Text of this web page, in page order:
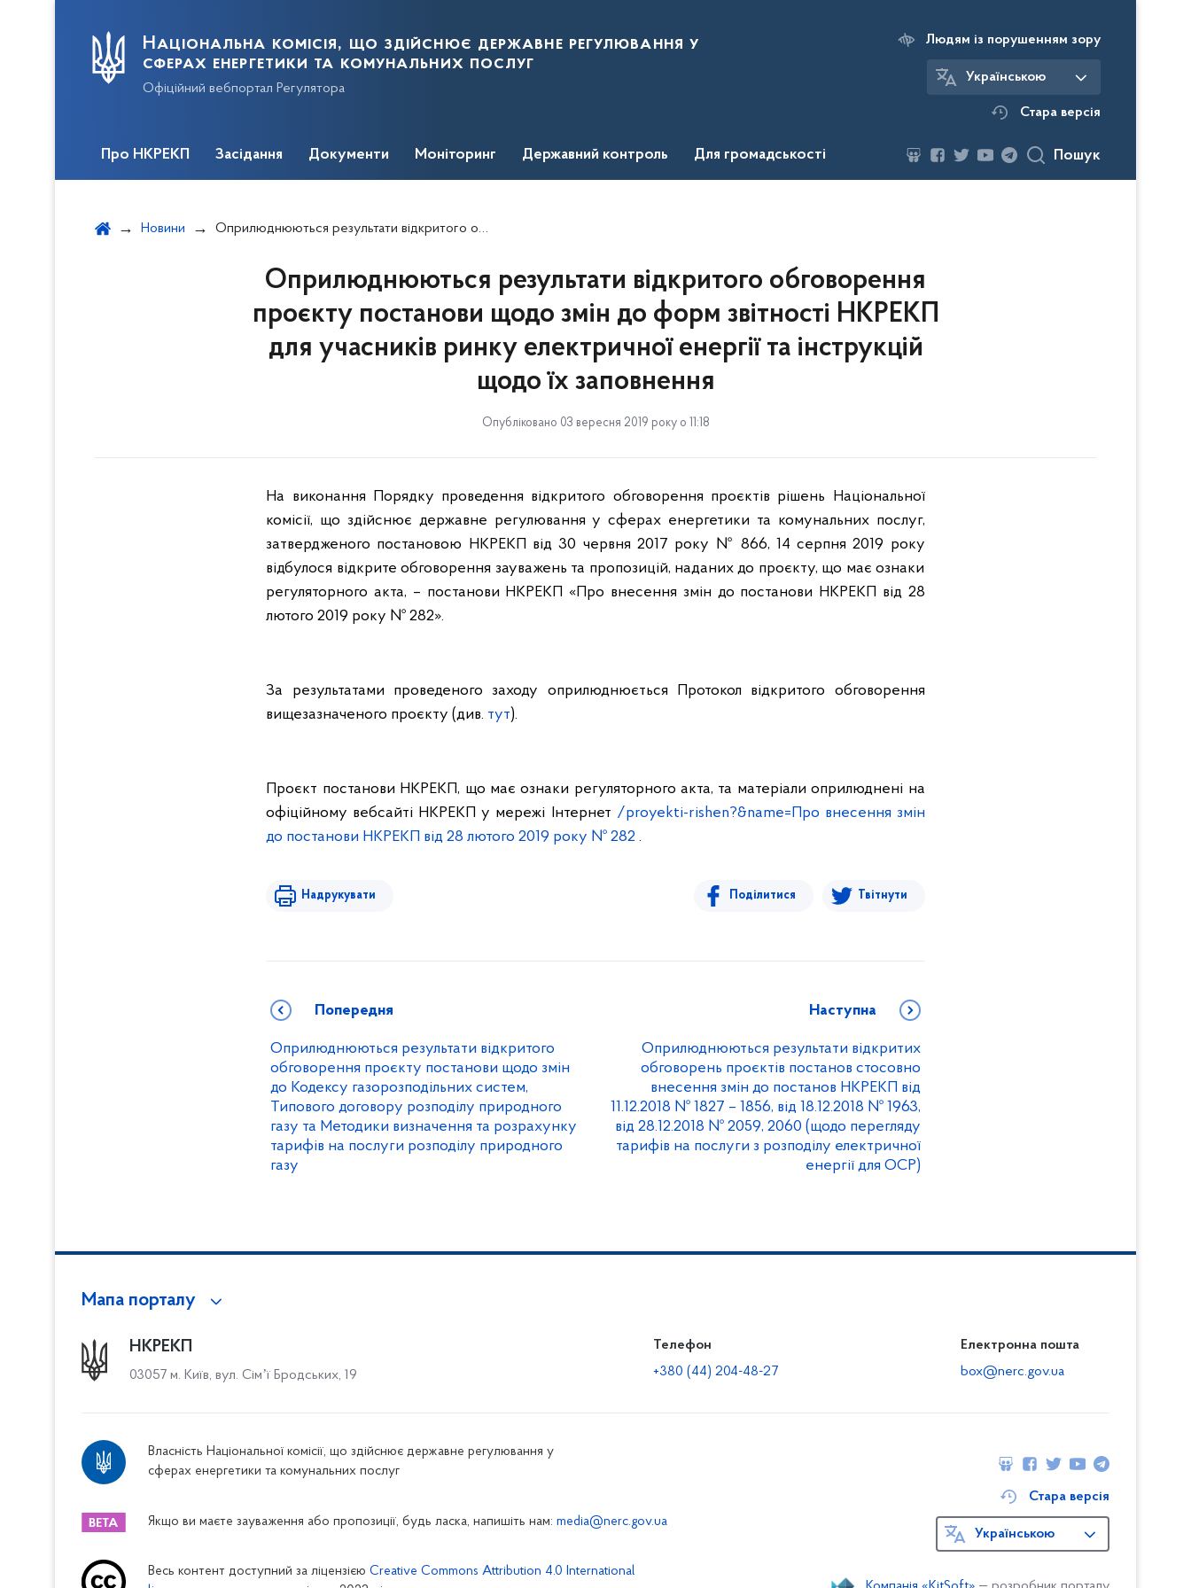
Національна комісія, що здійснює державне регулювання у
сферах енергетики та комунальних послуг
Офіційний вебпортал Регулятора
Людям із порушенням зору
Українською
Стара версія
Про НКРЕКП Засідання Документи Моніторинг Державний контроль Для громадськості Пошук
Новини Оприлюднюються результати відкритого обговорення проєкту постанови щодо змін до форм звітності НКРЕКП для учасників ринку електричної енергії та інструкцій щодо їх заповнення
Оприлюднюються результати відкритого обговорення
проєкту постанови щодо змін до форм звітності НКРЕКП
для учасників ринку електричної енергії та інструкцій
щодо їх заповнення
Опубліковано 03 вересня 2019 року о 11:18
На виконання Порядку проведення відкритого обговорення проєктів рішень Національної
комісії, що здійснює державне регулювання у сферах енергетики та комунальних послуг,
затвердженого постановою НКРЕКП від 30 червня 2017 року № 866, 14 серпня 2019 року
відбулося відкрите обговорення зауважень та пропозицій, наданих до проєкту, що має ознаки
регуляторного акта, – постанови НКРЕКП«Про внесення змін до постанови НКРЕКП від 28
лютого 2019 року № 282».
За результатами проведеного заходу оприлюднюється Протокол відкритого обговорення
вищезазначеного проєкту (див. тут).
Проєкт постанови НКРЕКП, що має ознаки регуляторного акта, та матеріали оприлюднені на
офіційному вебсайті НКРЕКП у мережі Інтернет /proyekti-rishen?&name=Про внесення змін
до постанови НКРЕКП від 28 лютого 2019 року № 282 .
Надрукувати Поділитися Твітнути
Попередня
Оприлюднюються результати відкритого
обговорення проєкту постанови щодо змін
до Кодексу газорозподільних систем,
Типового договору розподілу природного
газу та Методики визначення та розрахунку
тарифів на послуги розподілу природного
газу
Наступна
Оприлюднюються результати відкритих
обговорень проєктів постанов стосовно
внесення змін до постанов НКРЕКП від
11.12.2018 № 1827 – 1856, від 18.12.2018 № 1963,
від 28.12.2018 № 2059, 2060 (щодо перегляду
тарифів на послуги з розподілу електричної
енергії для ОСР)
Мапа порталу
НКРЕКП
03057 м. Київ, вул. Сімʼї Бродських, 19
Телефон
+380 (44) 204-48-27
Електронна пошта
box@nerc.gov.ua
Власність Національної комісії, що здійснює державне регулювання у
сферах енергетики та комунальних послуг
Стара версія
Українською
Якщо ви маєте зауваження або пропозиції, будь ласка, напишіть нам: media@nerc.gov.ua
Весь контент доступний за ліцензією Creative Commons Attribution 4.0 International